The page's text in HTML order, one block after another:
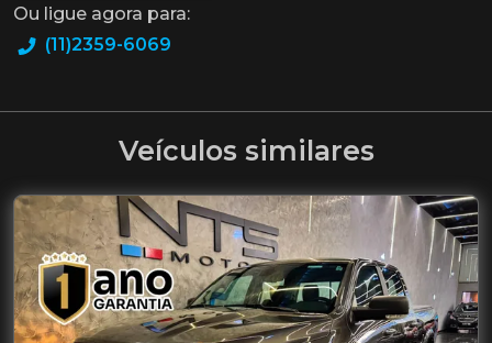
Ou ligue agora para:
(11)2359-6069
Veículos similares